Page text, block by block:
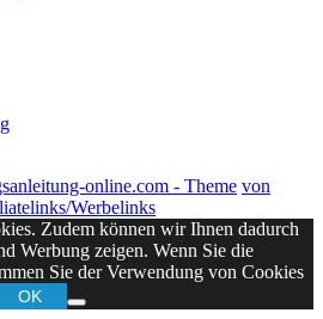
online.com - Theme von
Werbelinks
Zudem können wir Ihnen dadurch
Werbung zeigen. Wenn Sie die
Sie der Verwendung von Cookies
OK